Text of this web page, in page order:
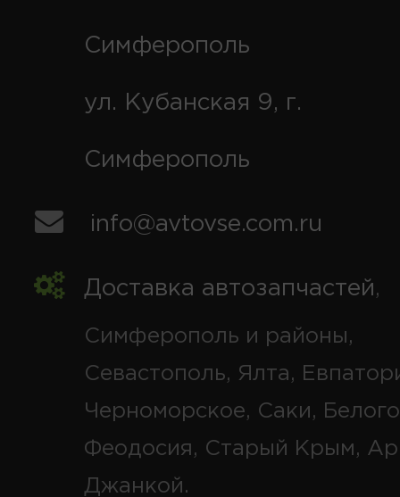
Симферополь
ул. Кубанская 9, г.
Симферополь
info@avtovse.com.ru
Доставка автозапчастей,
Симферополь и районы,
Севастополь, Ялта,
Черноморское, Саки,
Феодосия, Старый Крым,
Джанкой.